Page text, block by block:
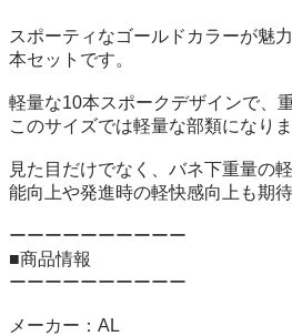
スポーティなゴールドカラーが魅
本セットです。
軽量な10本スポークデザインで、
このサイズでは軽量な部類になりま
見た目だけでなく、バネ下重量の
能向上や発進時の軽快感向上も期待
ーーーーーーーーーー
■商品情報
ーーーーーーーーーー
メーカー：AL